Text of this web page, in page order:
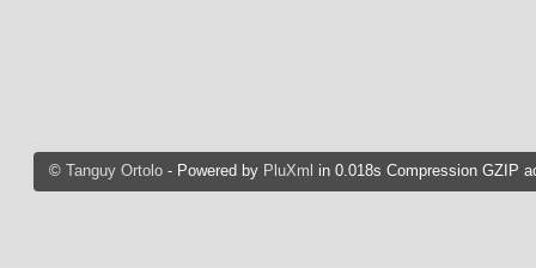
© Tanguy Ortolo- Powered by PluXml in 0.018s Compression GZIP